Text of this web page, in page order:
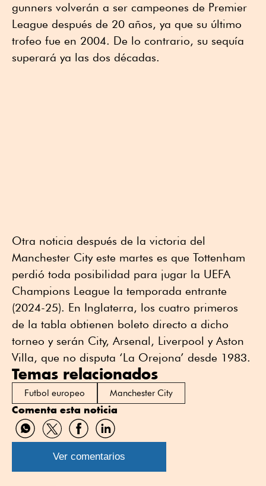
gunners volverán a ser campeones de Premier
League después de 20 años, ya que su último
trofeo fue en 2004. De lo contrario, su sequía
superará ya las dos décadas.
Otra noticia después de la victoria del
Manchester City este martes es que Tottenham
perdió toda posibilidad para jugar la UEFA
Champions League la temporada entrante
(2024-25). En Inglaterra, los cuatro primeros
de la tabla obtienen boleto directo a dicho
torneo y serán City, Arsenal, Liverpool y Aston
Villa, que no disputa ‘La Orejona’ desde 1983.
Temas relacionados
Futbol europeo Manchester City
Comenta esta noticia
Compartir
por
WhatsApp
Compartir
por
Twitter
Compartir
por
Facebook
Compartir
por
Linkedin
Ver comentarios